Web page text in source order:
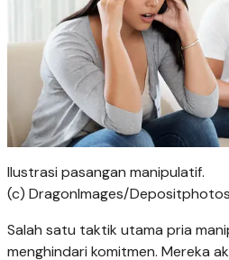
Ilustrasi pasangan manipulatif.
(c) DragonImages/
Salah satu taktik utama pria
menghindari komitmen. Mereka